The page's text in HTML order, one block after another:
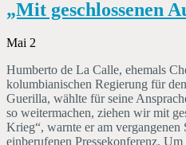
„Mit geschlossenen
Mai 2
Humberto de La Calle, ehemals
kolumbianischen Regierung für
Guerilla, wählte für seine
so weitermachen, ziehen wir mit
Krieg“, warnte er am vergangenen
einberufenen Pressekonferenz.